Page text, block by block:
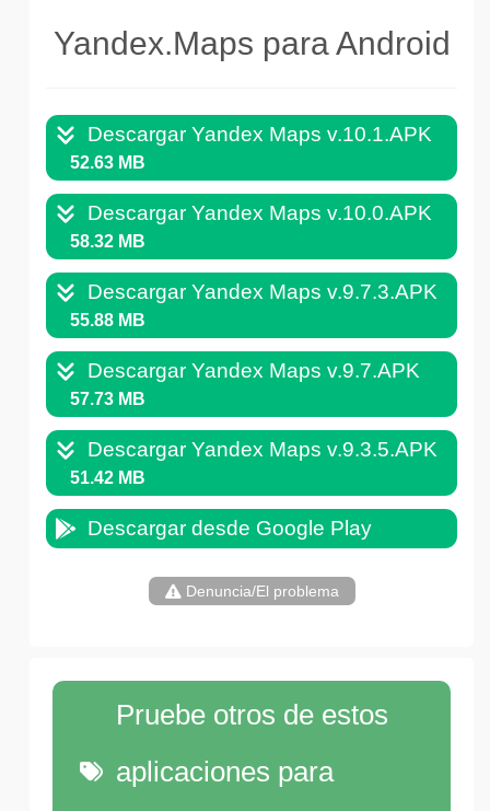
Yandex.Maps para Android
Descargar Yandex Maps v.10.1.APK
52.63 MB
Descargar Yandex Maps v.10.0.APK
58.32 MB
Descargar Yandex Maps v.9.7.3.APK
55.88 MB
Descargar Yandex Maps v.9.7.APK
57.73 MB
Descargar Yandex Maps v.9.3.5.APK
51.42 MB
Descargar desde Google Play
Denuncia/El problema
Pruebe otros de estos
aplicaciones para